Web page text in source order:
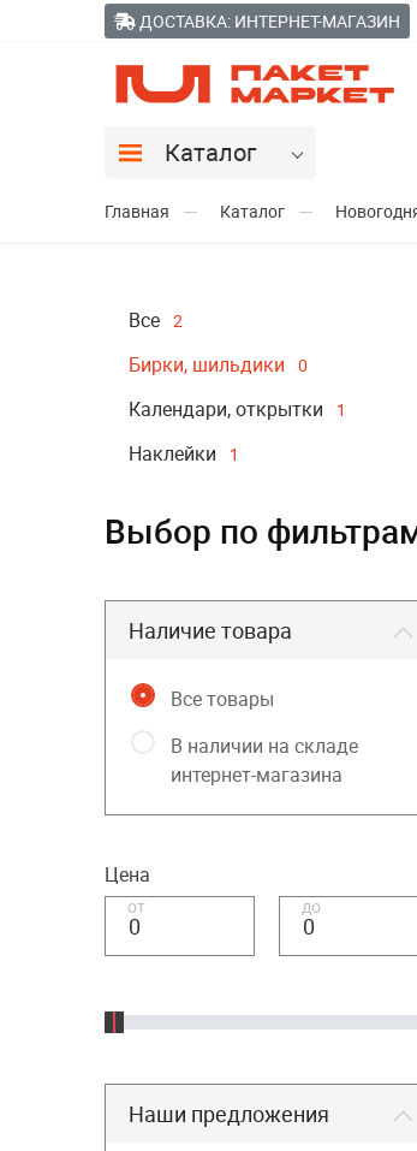
ДОСТАВКА: ИНТЕРНЕТ-МАГАЗИН
Каталог
Главная Каталог
Все 2
Бирки, шильдики 0
Календари, открытки 1
Наклейки 1
Выбор по
Наличие товара
Все товары
В наличии на складе
интернет-магазина
Цена
от до
Наши предложения